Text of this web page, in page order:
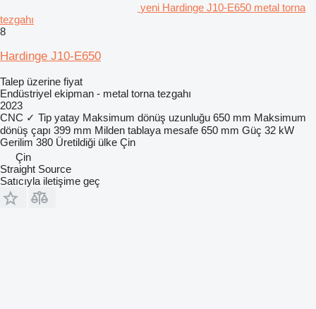
yeni Hardinge J10-E650 metal torna
tezgahı
8
Hardinge J10-E650
Talep üzerine fiyat
Endüstriyel ekipman - metal torna tezgahı
2023
CNC ✓ Tip yatay Maksimum dönüş uzunluğu 650 mm Maksimum
dönüş çapı 399 mm Milden tablaya mesafe 650 mm Güç 32 kW
Gerilim 380 Üretildiği ülke Çin
Çin
Straight Source
Satıcıyla iletişime geç